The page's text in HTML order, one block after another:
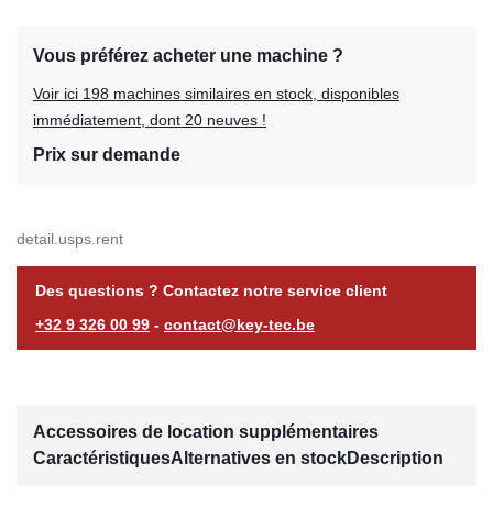
Vous préférez acheter une machine ?
Voir ici 198 machines similaires en stock, disponibles
immédiatement, dont 20 neuves !
Prix sur demande
detail.usps.rent
Des questions ? Contactez notre service client
+32 9 326 00 99 - contact@key-tec.be
Accessoires de location supplémentaires
CaractéristiquesAlternatives en stockDescription